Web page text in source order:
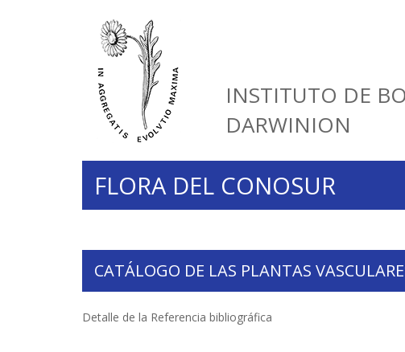
INSTITUTO DE
DARWINION
FLORA DEL CONOSUR
CATÁLOGO DE LAS PLANTAS
Detalle de la Referencia bibliográfica